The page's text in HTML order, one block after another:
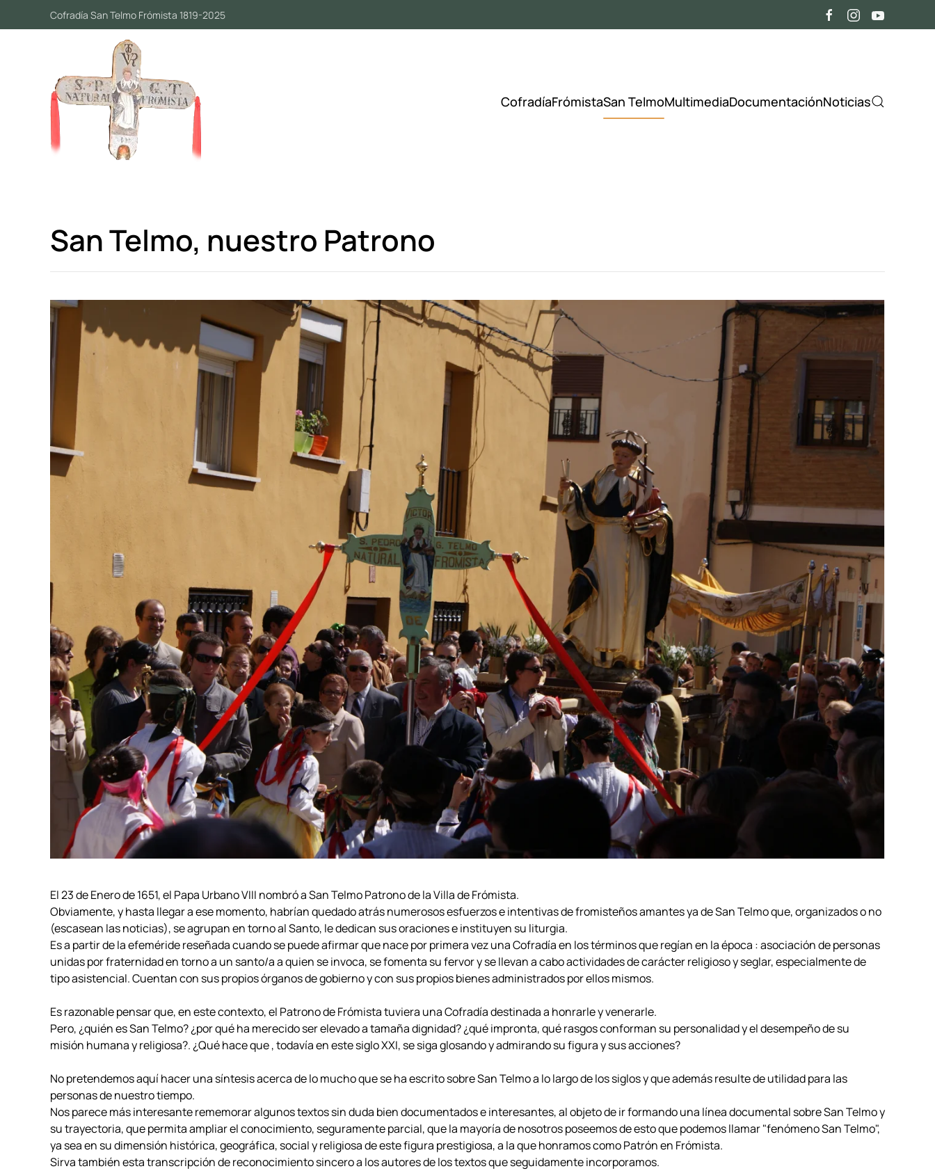
Skip to main content
Cofradía San Telmo Frómista 1819-2025
CofradíaFrómistaSan TelmoMultimediaDocumentaciónNoticias
San Telmo, nuestro Patrono
El 23 de Enero de 1651, el Papa Urbano VIII nombró a San Telmo Patrono de la Villa de Frómista.
Obviamente, y hasta llegar a ese momento, habrían quedado atrás numerosos esfuerzos e intentivas de fromisteños amantes ya de San Telmo que, organizados o no
(escasean las noticias), se agrupan en torno al Santo, le dedican sus oraciones e instituyen su liturgia.
Es a partir de la efeméride reseñada cuando se puede afirmar que nace por primera vez una Cofradía en los términos que regían en la época : asociación de personas
unidas por fraternidad en torno a un santo/a a quien se invoca, se fomenta su fervor y se llevan a cabo actividades de carácter religioso y seglar, especialmente de
tipo asistencial. Cuentan con sus propios órganos de gobierno y con sus propios bienes administrados por ellos mismos.
Es razonable pensar que, en este contexto, el Patrono de Frómista tuviera una Cofradía destinada a honrarle y venerarle.
Pero, ¿quién es San Telmo? ¿por qué ha merecido ser elevado a tamaña dignidad? ¿qué impronta, qué rasgos conforman su personalidad y el desempeño de su
misión humana y religiosa?. ¿Qué hace que , todavía en este siglo XXI, se siga glosando y admirando su figura y sus acciones?
No pretendemos aquí hacer una síntesis acerca de lo mucho que se ha escrito sobre San Telmo a lo largo de los siglos y que además resulte de utilidad para las
personas de nuestro tiempo.
Nos parece más interesante rememorar algunos textos sin duda bien documentados e interesantes, al objeto de ir formando una línea documental sobre San Telmo y
su trayectoria, que permita ampliar el conocimiento, seguramente parcial, que la mayoría de nosotros poseemos de esto que podemos llamar "fenómeno San Telmo",
ya sea en su dimensión histórica, geográfica, social y religiosa de este figura prestigiosa, a la que honramos como Patrón en Frómista.
Sirva también esta transcripción de reconocimiento sincero a los autores de los textos que seguidamente incorporamos.